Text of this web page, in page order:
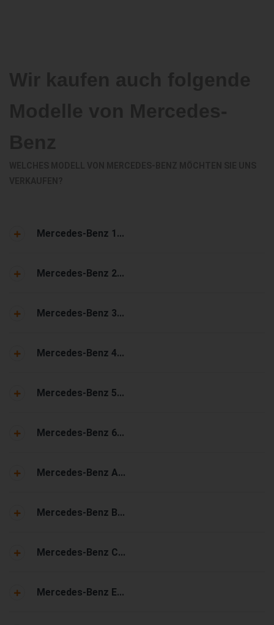
Mercedes-Benz 1...
Mercedes-Benz 2...
Mercedes-Benz 3...
Mercedes-Benz 4...
Mercedes-Benz 5...
Mercedes-Benz 6...
Mercedes-Benz A...
Mercedes-Benz B...
Mercedes-Benz C...
Mercedes-Benz E...